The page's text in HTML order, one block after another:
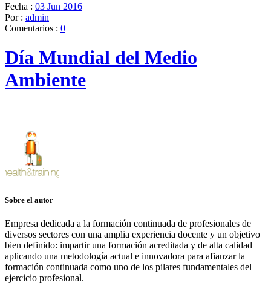
Fecha : 03 Jun 2016
Por : admin
Comentarios : 0
Día Mundial del Medio
Ambiente
Sobre el autor
Empresa dedicada a la formación continuada de profesionales de
diversos sectores con una amplia experiencia docente y un objetivo
bien definido: impartir una formación acreditada y de alta calidad
aplicando una metodología actual e innovadora para afianzar la
formación continuada como uno de los pilares fundamentales del
ejercicio profesional.